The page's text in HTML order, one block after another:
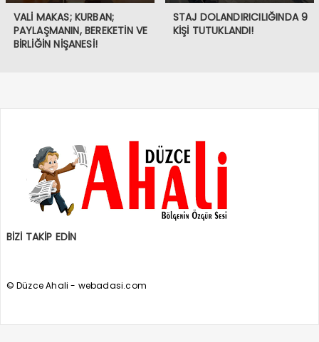
VALİ MAKAS; KURBAN;
PAYLAŞMANIN, BEREKETİN VE
BİRLİĞİN NİŞANESİ!
STAJ DOLANDIRICILIĞINDA 9
KİŞİ TUTUKLANDI!
BİZİ TAKİP EDİN
© Düzce Ahali - webadasi.com